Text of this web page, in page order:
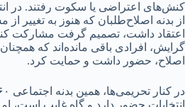
از بدنه اصلاح‌طلبان که هنوز به تغییر
اعتقاد داشت، تصمیم گرفت مشارکت
گرایش، افرادی باقی مانده‌اند که همچنان
اصلاح، حضور داشت و حمایت کرد.
انتخابات حضور دارد و گاه غایب است،